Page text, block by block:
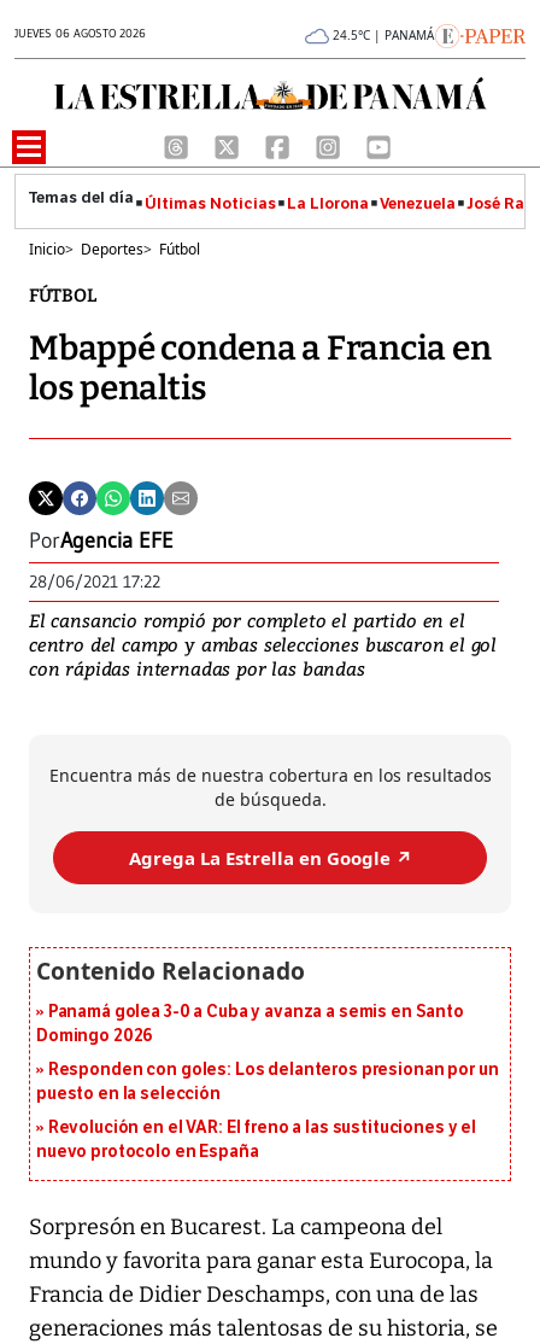
JUEVES 06 AGOSTO 2026 24.5°C | PANAMÁ
Últimas Noticias La Llorona Venezuela José
Inicio> Deportes> Fútbol
FÚTBOL
Mbappé condena a Francia en
los penaltis
PorAgencia EFE
28/06/2021 17:22
El cansancio rompió por completo el partido en el
centro del campo y ambas selecciones buscaron el gol
con rápidas internadas por las bandas
Encuentra más de nuestra cobertura en los resultados
de búsqueda.
Agrega La Estrella en Google ↗️
Panamá golea 3-0 a Cuba y avanza a semis en Santo
Domingo 2026
Responden con goles: Los delanteros presionan por un
puesto en la selección
Revolución en el VAR: El freno a las sustituciones y el
nuevo protocolo en España
Sorpresón en Bucarest. La campeona del
mundo y favorita para ganar esta Eurocopa, la
Francia de Didier Deschamps, con una de las
generaciones más talentosas de su historia, se